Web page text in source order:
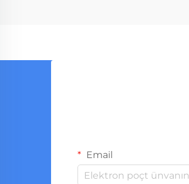
Email